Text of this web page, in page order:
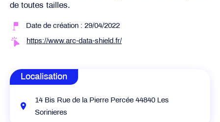
de toutes tailles.
Date de création : 29/04/2022
https://www.arc-data-shield.fr/
Localisation
14 Bis Rue de la Pierre Percée 44840 Les
Sorinieres